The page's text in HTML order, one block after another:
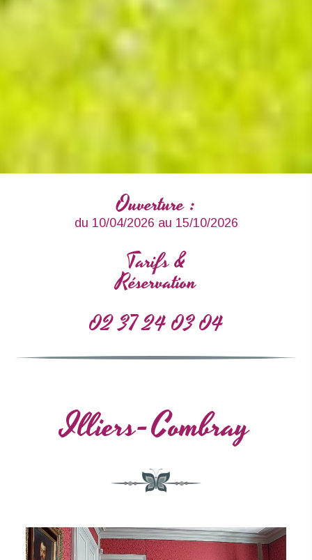
Ouverture :
du 10/04/2026 au 15/10/2026
Tarifs &
Réservation
02 37 24 03 04
Illiers-Combray